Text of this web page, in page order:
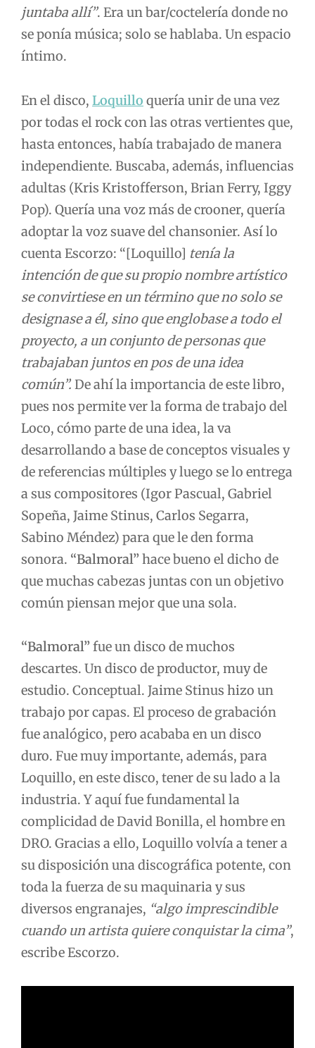
juntaba allí”. Era un bar/coctelería donde no
se ponía música; solo se hablaba. Un espacio
íntimo.
En el disco, Loquillo quería unir de una vez
por todas el rock con las otras vertientes que,
hasta entonces, había trabajado de manera
independiente. Buscaba, además, influencias
adultas (Kris Kristofferson, Brian Ferry, Iggy
Pop). Quería una voz más de crooner, quería
adoptar la voz suave del chansonier. Así lo
cuenta Escorzo: “[Loquillo] tenía la
intención de que su propio nombre artístico
se convirtiese en un término que no solo se
designase a él, sino que englobase a todo el
proyecto, a un conjunto de personas que
trabajaban juntos en pos de una idea
común”. De ahí la importancia de este libro,
pues nos permite ver la forma de trabajo del
Loco, cómo parte de una idea, la va
desarrollando a base de conceptos visuales y
de referencias múltiples y luego se lo entrega
a sus compositores (Igor Pascual, Gabriel
Sopeña, Jaime Stinus, Carlos Segarra,
Sabino Méndez) para que le den forma
sonora. “Balmoral”hace bueno el dicho de
que muchas cabezas juntas con un objetivo
común piensan mejor que una sola.
“Balmoral”fue un disco de muchos
descartes. Un disco de productor, muy de
estudio. Conceptual. Jaime Stinus hizo un
trabajo por capas. El proceso de grabación
fue analógico, pero acababa en un disco
duro. Fue muy importante, además, para
Loquillo, en este disco, tener de su lado a la
industria. Y aquí fue fundamental la
complicidad de David Bonilla, el hombre en
DRO. Gracias a ello, Loquillo volvía a tener a
su disposición una discográfica potente, con
toda la fuerza de su maquinaria y sus
diversos engranajes, “algo imprescindible
cuando un artista quiere conquistar la cima”,
escribe Escorzo.